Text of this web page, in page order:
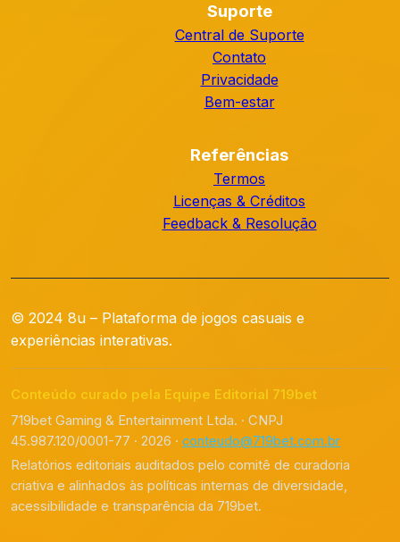
Suporte
Central de Suporte
Contato
Privacidade
Bem-estar
Referências
Termos
Licenças & Créditos
Feedback & Resolução
© 2024 8u – Plataforma de jogos casuais e
experiências interativas.
Conteúdo curado pela Equipe Editorial 719bet
719bet Gaming & Entertainment Ltda. · CNPJ
45.987.120/0001-77 · 2026 · conteudo@719bet.com.br
Relatórios editoriais auditados pelo comitê de curadoria
criativa e alinhados às políticas internas de diversidade,
acessibilidade e transparência da 719bet.